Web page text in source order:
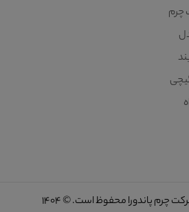
چرم
چرم پاندورا محفوظ است. © 1404